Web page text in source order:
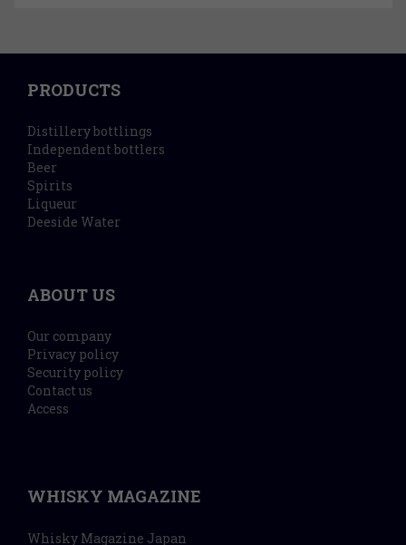
PRODUCTS
Distillery bottlings
Independent bottlers
Beer
Spirits
Liqueur
Deeside Water
ABOUT US
Our company
Privacy policy
Security policy
Contact us
Access
WHISKY MAGAZINE
Whisky Magazine Japan